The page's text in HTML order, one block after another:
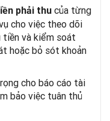
phải thu của từng
cho việc theo dõi
tiền và kiểm soát
hoặc bỏ sót khoản
cho báo cáo tài
bảo việc tuân thủ